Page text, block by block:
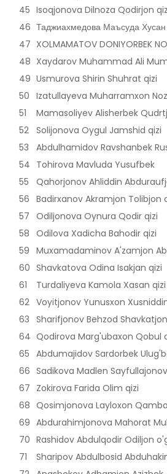
45 Isoqjonova Dilnoza Qodirjon
46 Таджиахмедова Маъсуда Хусан
47 XOLMAMATOV DONIYORBEK
48 Xaydarov Muhammad Ali
49 Usmurova Shirin Shuhrat qizi
50 Izatullayeva Muharramxon
51
Mamasoliyev Alisherbek
52 Solijonova Oygul Jamshid qizi
53
Abdulhamidov Ravshanbek
54 Tohirova Mavluda Yusufbek
55
Qahorjonov Ahliddin
56 Badirxanov Akramjon Tolibjon
57 Odiljonova Oynura Qodir qizi
58 Odilova Xadicha Bahodir qizi
59 Muxamadaminov A'zamjon
60 Shavkatova Odina Isakjan qizi
61
Turdaliyeva Kamola Xasan qizi
62 Voyitjonov Yunusxon
63 Sharifjonov Behzod
64 Qodirova Marg'ubaxon Qobul
65 Abdumajidov Sardorbek
66 Sadikova Madlen
67 Zokirova Farida Olim qizi
68 Qosimjonova Layloxon
69 Abdurahimjonova Mahorat
70 Rashidov Abdulqodir Odiljon
71
Sharipov Abdulbosid